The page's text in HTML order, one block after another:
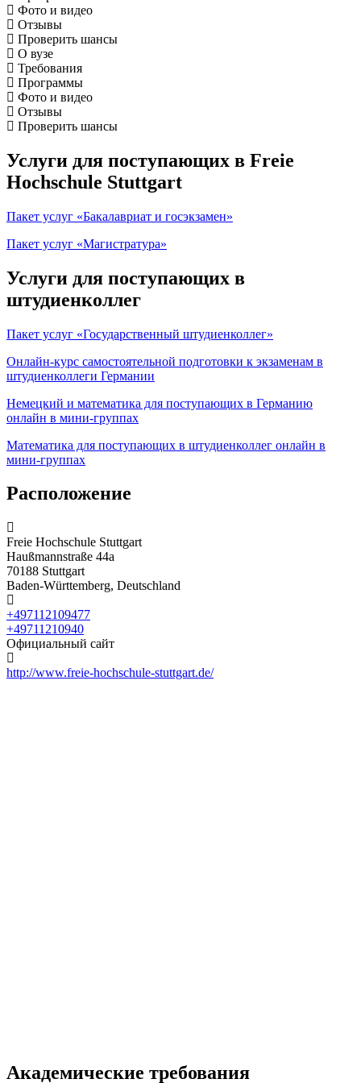
Фото и видео
Отзывы
Проверить шансы
О вузе
Требования
Программы
Фото и видео
Отзывы
Проверить шансы
Услуги для поступающих в Freie
Hochschule Stuttgart
Пакет услуг «Бакалавриат и госэкзамен»
Пакет услуг «Магистратура»
Услуги для поступающих в
штудиенколлег
Пакет услуг «Государственный штудиенколлег»
Онлайн-курс самостоятельной подготовки к экзаменам в
штудиенколлеги Германии
Немецкий и математика для поступающих в Германию
онлайн в мини-группах
Математика для поступающих в штудиенколлег онлайн в
мини-группах
Расположение
Freie Hochschule Stuttgart
Haußmannstraße 44a
70188 Stuttgart
Baden-Württemberg, Deutschland
+497112109477
+49711210940
Официальный сайт
http://www.freie-hochschule-stuttgart.de/
Академические требования